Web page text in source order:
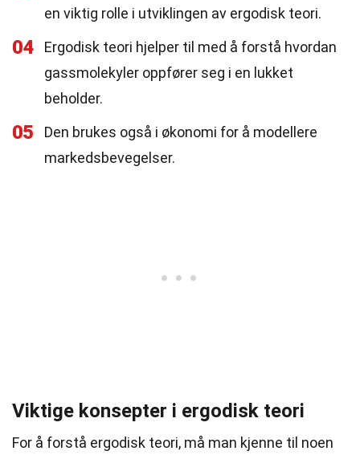
en viktig rolle i utviklingen av ergodisk teori.
04
Ergodisk teori hjelper til med å forstå hvordan
gassmolekyler oppfører seg i en lukket
beholder.
05
Den brukes også i økonomi for å modellere
markedsbevegelser.
Viktige konsepter i ergodisk teori
For å forstå ergodisk teori, må man kjenne til noen